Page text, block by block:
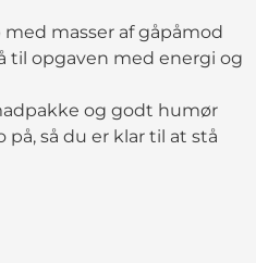
masser af gåpåmod
til opgaven med energi og
og godt humør
så du er klar til at stå